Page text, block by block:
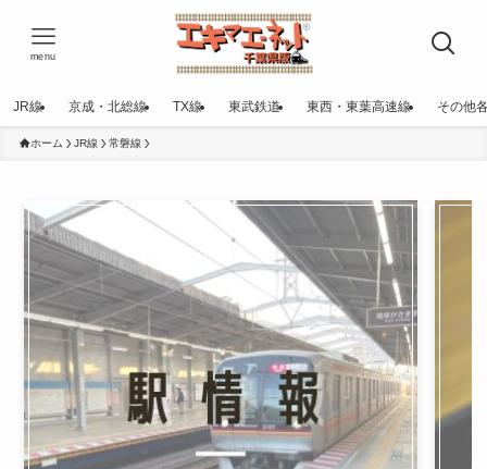
menu
JR線 京成・北総線 TX線 東武鉄道 東西・東葉高速線 その他
ホーム JR線 常磐線